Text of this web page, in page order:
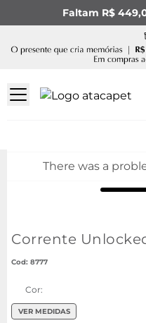
Faltam R$
There was a
Corrente
: 8777
Cor:
VER MEDIDAS